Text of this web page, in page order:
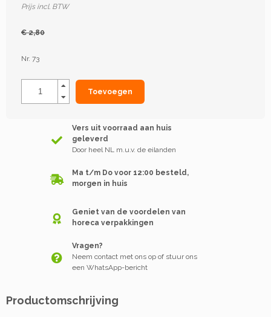
Prijs incl. BTW
€ 2,80
Nr. 73
Toevoegen
Vers uit voorraad aan huis
geleverd
Door heel NL m.u.v. de eilanden
Ma t/m Do voor 12:00 besteld,
morgen in huis
Geniet van de voordelen van
horeca verpakkingen
Vragen?
Neem contact met ons op of stuur ons
een WhatsApp-bericht
Productomschrijving